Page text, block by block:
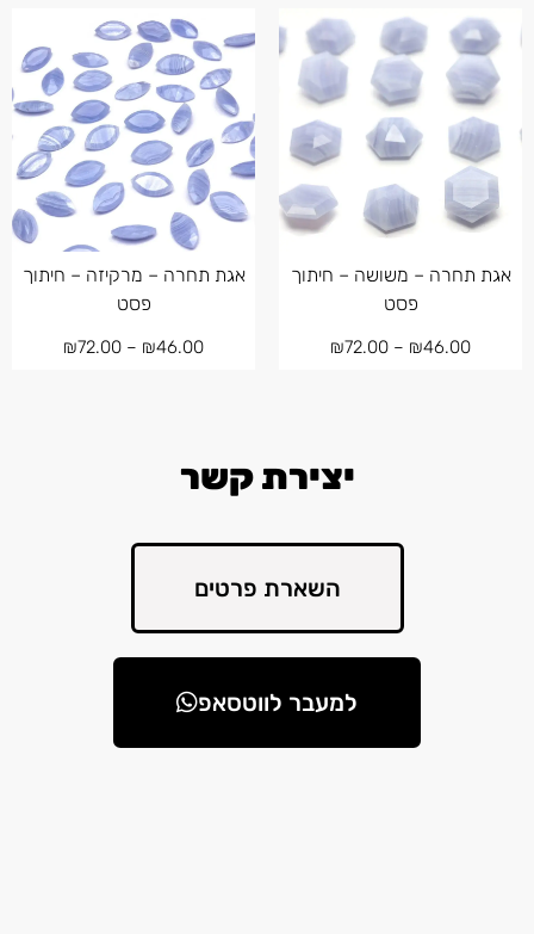
אגת תחרה – משושה – חיתוך
פסט
₪46.00
–
₪72.00
אגת תחרה – מרקיזה – חיתוך
פסט
₪46.00
–
₪72.00
יצירת קשר
השארת פרטים
למעבר לווטסאפ